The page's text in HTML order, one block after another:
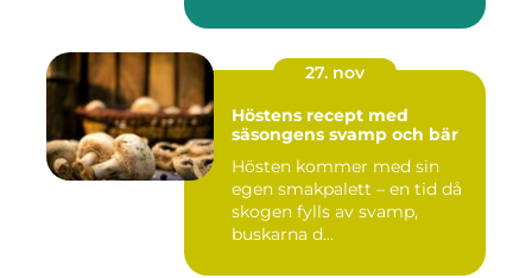
27. nov
Höstens recept med
säsongens svamp och bär
Hösten kommer med sin
egen smakpalett – en tid då
skogen fylls av svamp,
buskarna d...